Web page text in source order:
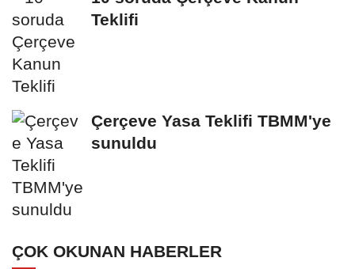
Teklifi
Çerçeve Yasa Teklifi TBMM'ye
sunuldu
ÇOK OKUNAN HABERLER